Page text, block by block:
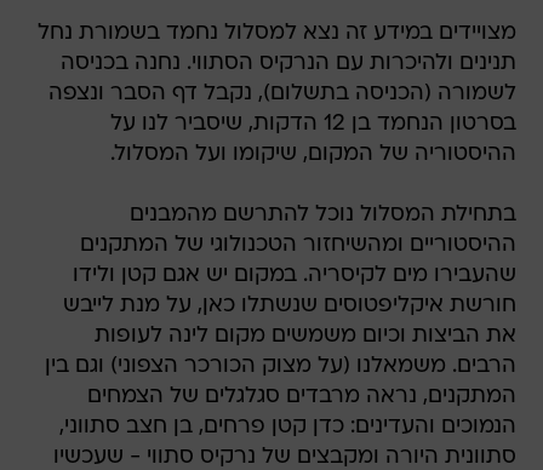
מצויידים במידע זה נצא למסלול נחמד בשמורת נחל
תנינים ולהיכרות עם הנרקיס הסתווי. נחנה בכניסה
לשמורה (הכניסה בתשלום), נקבל דף הסבר ונצפה
בסרטון הנחמד בן 12 הדקות, שיסביר לנו על
ההיסטוריה של המקום, שיקומו ועל המסלול.
בתחילת המסלול נוכל להתרשם מהמבנים
ההיסטוריים ומהשיחזור הטכנולוגי של המתקנים
שהעבירו מים לקיסריה. במקום יש אגם קטן ולידו
חורשת איקליפטוסים שנשתלו כאן, על מנת לייבש
את הביצות וכיום משמשים מקום לינה לעופות
הרבים. משמאלנו (על מצוק הכורכר הצפוני) וגם בין
המתקנים, נראה מרבדים סגלגלים של הצמחים
הנמוכים והעדינים: כדן קטן פרחים, בן חצב סתווני,
סתוונית היורה ומקבצים של נרקיס סתווי - שעכשיו